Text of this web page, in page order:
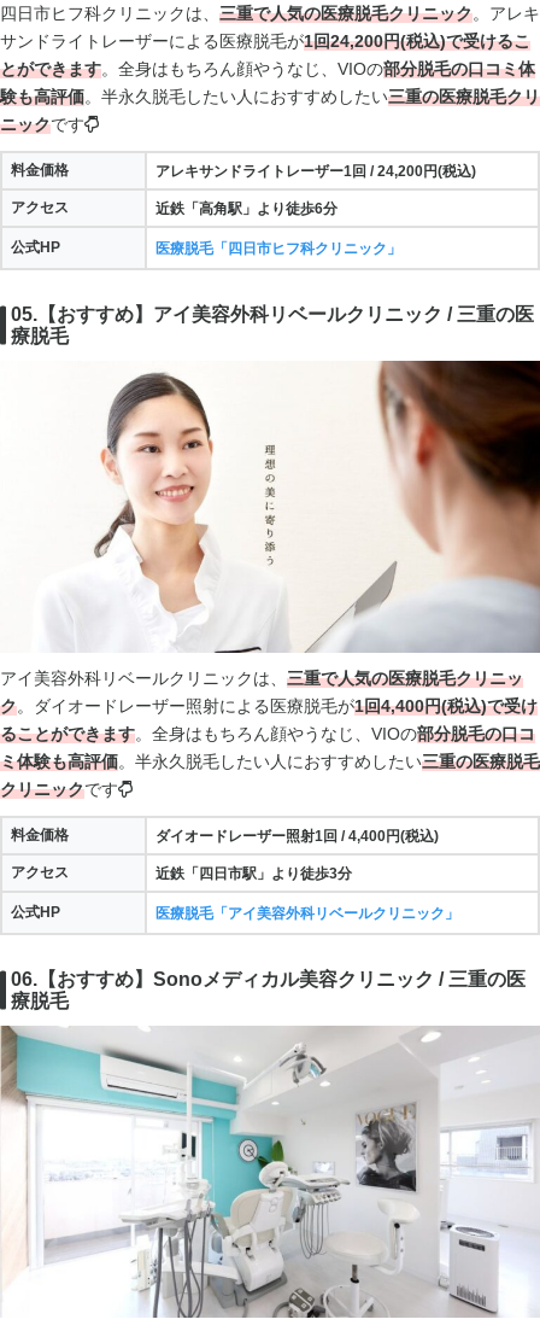
四日市ヒフ科クリニックは、 三重で人気の医療脱毛クリニック。アレキ
サンドライトレーザーによる医療脱毛が1回24,200円(税込)で受けるこ
とができます。全身はもちろん顔やうなじ、VIOの部分脱毛の口コミ体
験も高評価。半永久脱毛したい人におすすめしたい三重の医療脱毛クリ
ニックです
料金価格 アレキサンドライトレーザー1回 / 24,200円(税込)
アクセス 近鉄「高角駅」より徒歩6分
公式HP 医療脱毛「四日市ヒフ科クリニック」
05.【おすすめ】アイ美容外科リベールクリニック / 三重の医
療脱毛
アイ美容外科リベールクリニックは、 三重で人気の医療脱毛クリニッ
ク。ダイオードレーザー照射による医療脱毛が1回4,400円(税込)で受け
ることができます。全身はもちろん顔やうなじ、VIOの部分脱毛の口コ
ミ体験も高評価。半永久脱毛したい人におすすめしたい三重の医療脱毛
クリニックです
料金価格 ダイオードレーザー照射1回 / 4,400円(税込)
アクセス 近鉄「四日市駅」より徒歩3分
公式HP 医療脱毛「アイ美容外科リベールクリニック」
06.【おすすめ】Sonoメディカル美容クリニック / 三重の医
療脱毛